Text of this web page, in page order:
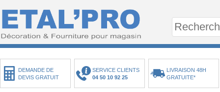
DEMANDE DE
DEVIS GRATUIT
SERVICE CLIENTS
04 50 10 92 25
LIVRAISON 48H
GRATUITE*